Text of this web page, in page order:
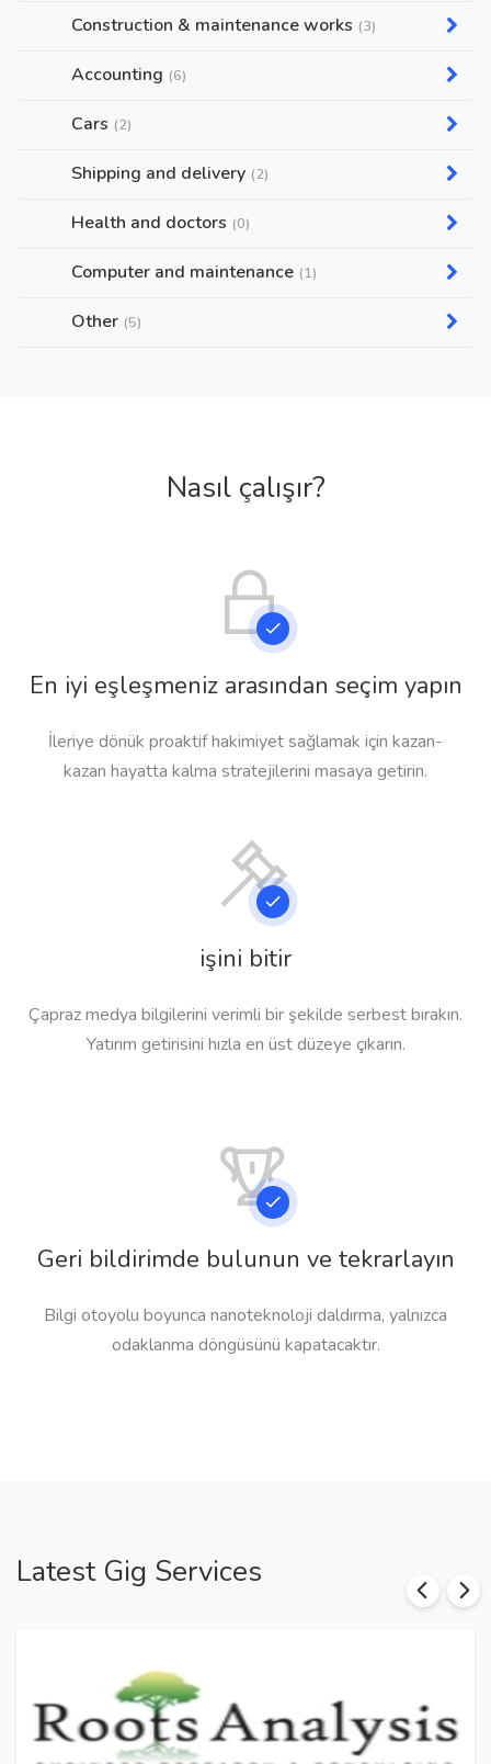
Construction & maintenance works (3)
Accounting (6)
Cars (2)
Shipping and delivery (2)
Health and doctors (0)
Computer and maintenance (1)
Other (5)
Nasıl çalışır?
En iyi eşleşmeniz arasından seçim yapın
İleriye dönük proaktif hakimiyet sağlamak için kazan-
kazan hayatta kalma stratejilerini masaya getirin.
işini bitir
Çapraz medya bilgilerini verimli bir şekilde serbest bırakın.
Yatırım getirisini hızla en üst düzeye çıkarın.
Geri bildirimde bulunun ve tekrarlayın
Bilgi otoyolu boyunca nanoteknoloji daldırma, yalnızca
odaklanma döngüsünü kapatacaktır.
Latest Gig Services